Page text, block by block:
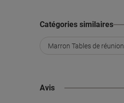
Catégories similaires
Marron Tables de réunion
Avis